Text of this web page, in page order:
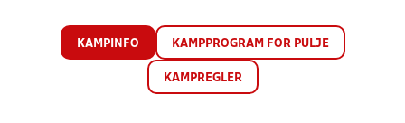
KAMPINFO KAMPPROGRAM FOR PULJE
KAMPREGLER